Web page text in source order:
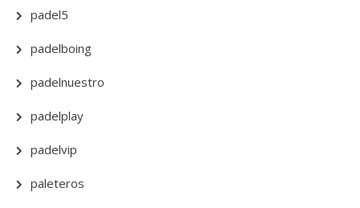
padel5
padelboing
padelnuestro
padelplay
padelvip
paleteros